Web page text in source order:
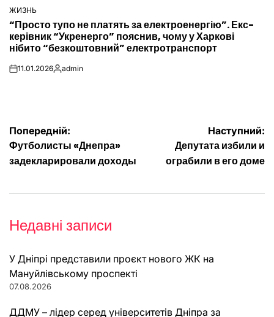
ОПУБЛІКУВАТИ
У
ЖИЗНЬ
“Просто тупо не платять за електроенергію”. Екс-
керівник “Укренерго” пояснив, чому у Харкові
нібито “безкоштовний” електротранспорт
on11.01.2026Опубліковано
admin
Навігація
записів
Попередній:
Футболисты «Днепра»
задекларировали доходы
Наступний:
Депутата избили и
ограбили в его доме
Недавні записи
У Дніпрі представили проєкт нового ЖК на
Мануйлівському проспекті
07.08.2026
ДДМУ – лідер серед університетів Дніпра за